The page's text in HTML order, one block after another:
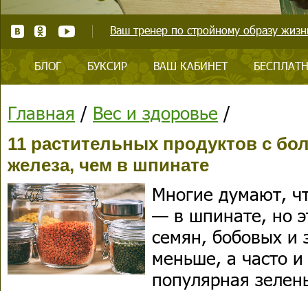
Ваш тренер по стройному образу
БЛОГ БУКСИР ВАШ КАБИНЕТ
Главная / Вес и здоровье /
11 растительных продуктов с
железа, чем в шпинате
Многие думают,
— в шпинате, но
семян, бобовых и
меньше, а часто
популярная